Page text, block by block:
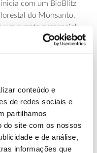
conteúdo e
de redes sociais e
partilhamos
do site com os nossos
e de análise,
informações que
com um BioBlitz
do Monsanto,
um evento presencial
Samora Correia, com
em risco: